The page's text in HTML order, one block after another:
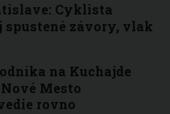
Cyklista
spustené závory, vlak
na Kuchajde
Mesto
rovno